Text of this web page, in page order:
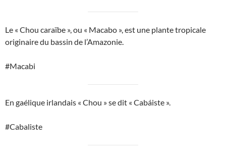
Le « Chou caraïbe », ou « Macabo », est une plante tropicale
originaire du bassin de l’Amazonie.
#Macabi
En gaélique irlandais « Chou » se dit « Cabáiste ».
#Cabaliste